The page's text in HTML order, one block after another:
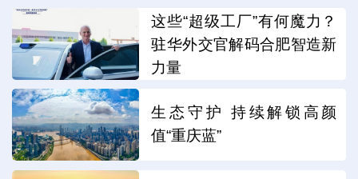
这些“超级工厂”有何魔力？
驻华外交官解码合肥智造新
力量
生态守护 持续解锁高颜
值“重庆蓝”